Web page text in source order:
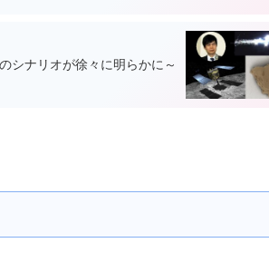
シナリオが徐々に明らかに～